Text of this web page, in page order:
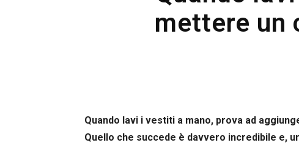
mettere un
Quando lavi i vestiti a mano, prova ad
Quello che succede è davvero incredibile e,